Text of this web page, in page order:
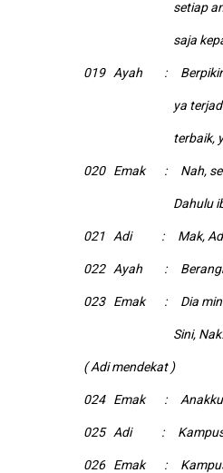
setiap anak muda
saja kepada
019 Ayah : Berpikirlah
ya terjadilah buah
terbaik, yang
020 Emak : Nah,
Dahulu ibuku
021 Adi : Mak, Adi
022 Ayah :
023 Emak : Dia minta
Sini,
( Adi mendekat )
024 Emak : Anakku
025 Adi : Kampus,
026 Emak : Kampus,